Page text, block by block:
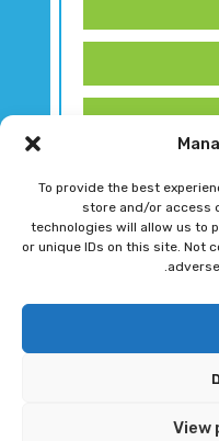
To provide the best
store and/or access
technologies will allow us to
or unique IDs on this site. Not
View